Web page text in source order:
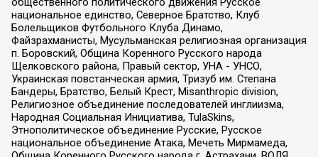
национальное единство, Северное Братство, Клуб
Болельщиков Футбольного Клуба Динамо,
Файзрахманисты, Мусульманская религиозная организация
п. Боровский, Община Коренного Русского народа
Щелковского района, Правый сектор, УНА - УНСО,
Украинская повстанческая армия, Тризуб им. Степана
Бандеры, Братство, Белый Крест, Misanthropic division,
Религиозное объединение последователей инглиизма,
Народная Социальная Инициатива, TulaSkins,
Этнополитическое объединение Русские, Русское
национальное объединение Атака, Мечеть Мирмамеда,